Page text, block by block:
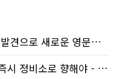
세계 최초로 문자와 숫자의 비밀 발견으로 새로운 영문법을 발명한 임성빈..
자동차 배터리 경고등이 켜지면 즉시 정비소로 향해야 - 주행중 차량 갑..